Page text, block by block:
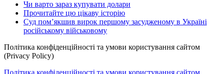
Чи варто зараз купувати долари
Прочитайте цю цікаву історію
Суд пом’якшив вирок першому засудженому в Україні
російському військовому
Політика конфіденційності та умови користування сайтом
(Privacy Policy)
Політика конфіденційності та умови користування сайтом